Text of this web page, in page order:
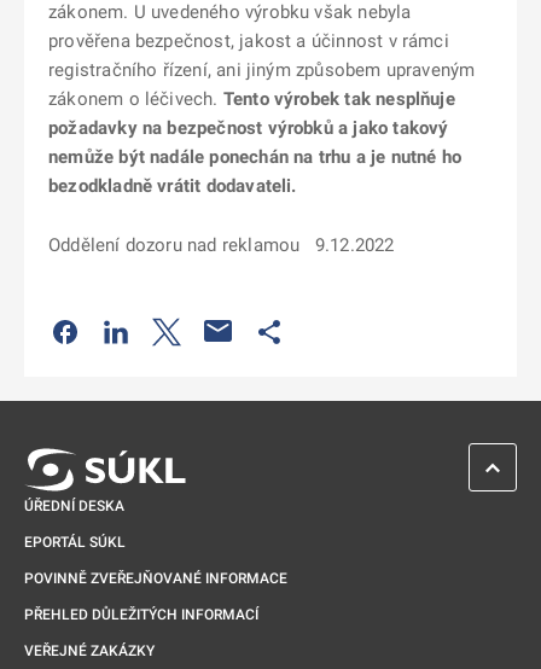
zákonem. U uvedeného výrobku však nebyla
prověřena bezpečnost, jakost a účinnost v rámci
registračního řízení, ani jiným způsobem upraveným
zákonem o léčivech. Tento výrobek tak nesplňuje
požadavky na bezpečnost výrobků a jako takový
nemůže být nadále ponechán na trhu a je nutné ho
bezodkladně vrátit dodavateli.
Oddělení dozoru nad reklamou 9.12.2022
Odkaz se otevře na nové kartě
Odkaz se otevře na nové kartě
Odkaz se otevře na nové kartě
ÚŘEDNÍ DESKA
EPORTÁL SÚKL
POVINNĚ ZVEŘEJŇOVANÉ INFORMACE
PŘEHLED DŮLEŽITÝCH INFORMACÍ
VEŘEJNÉ ZAKÁZKY
ZPĚT